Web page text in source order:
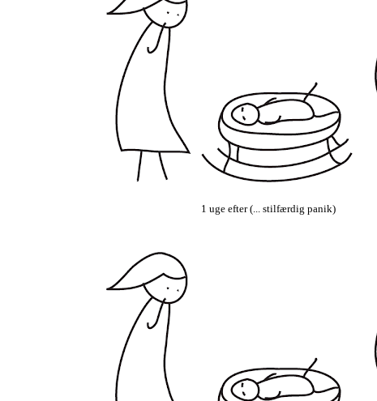
1 uge efter (... stilfærdig panik)